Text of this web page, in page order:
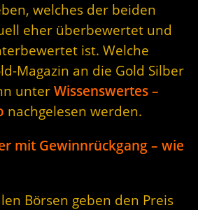
welches der beiden
eher überbewertet und
ist. Welche
Magazin an die Gold Silber
unter Wissenswertes –
nachgelesen werden.
mit Gewinnrückgang – wie
Börsen geben den Preis